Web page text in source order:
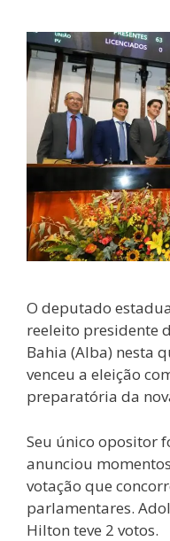
O deputado
reeleito presidente
Bahia (Alba) nesta
venceu a eleição
preparatória da
Seu único opositor
anunciou
votação que
parlamentares.
Hilton teve 2 votos.